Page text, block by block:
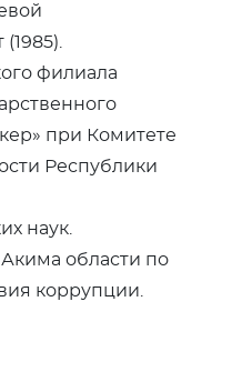
филиала
при Комитете
Республики
наук.
области по
коррупции.